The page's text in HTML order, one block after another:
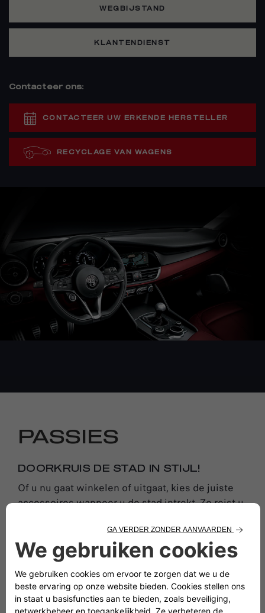
WEGBIJSTAND
KLANTENDIENST
Contacteer ons:
CONTACTEER UW ERKENDE HERSTELLER
RECYCLAGE VAN WAGENS
PASSIES
DOORKRUIS DE STAD IN STIJL!
Of u nu gaat winkelen of uitgaat, kies de juiste
accessoires wanneer u de stad intrekt. Zo reist u
Passie voor tweewielers